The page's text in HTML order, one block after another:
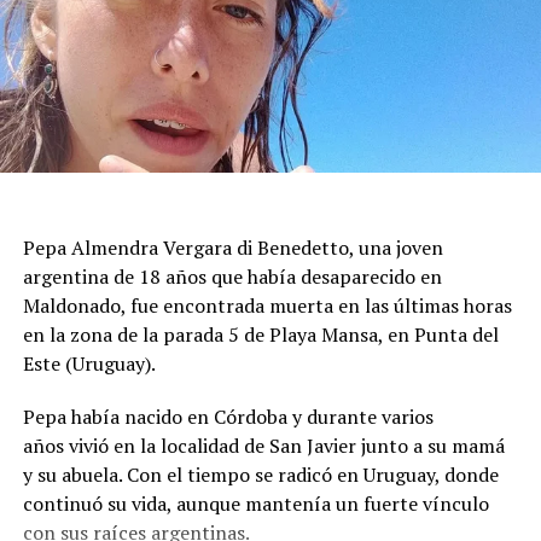
Durante la mañana siguiente, los bomberos
mantuvieron un operativo de inspección para evaluar
grietas, desprendimientos de revestimientos y posibles
riesgos de colapso. Las tareas priorizaron los inmuebles
con daños visibles antes de autorizar el regreso de los
zona.
El ministro de Protección Civil, Nello Musumeci, advirtió
sobre la continuidad de la actividad sísmica y señaló que
“nuevos eventos de magnitud superior a 3 podrían
las autoridades locales, que mantienen el monitoreo
para detectar réplicas y coordinar asistencia donde haga
falta.
Pepa Almendra Vergara di Benedetto, una joven
argentina de 18 años que había desaparecido en
Maldonado, fue encontrada muerta en las últimas horas
en la zona de la parada 5 de Playa Mansa, en Punta del
Este (Uruguay).
Pepa había nacido en Córdoba y durante varios
años vivió en la localidad de San Javier junto a su mamá
y su abuela. Con el tiempo se radicó en Uruguay, donde
continuó su vida, aunque mantenía un fuerte vínculo
con sus raíces argentinas.